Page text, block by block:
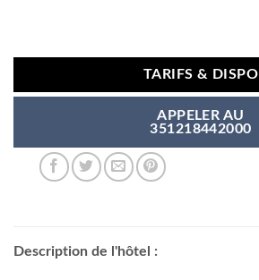
TARIFS & DISPO
APPELER AU
351218442000
Description de l'hôtel :